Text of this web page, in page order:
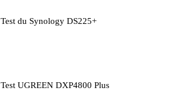
Test du Synology DS225+
Test UGREEN DXP4800 Plus